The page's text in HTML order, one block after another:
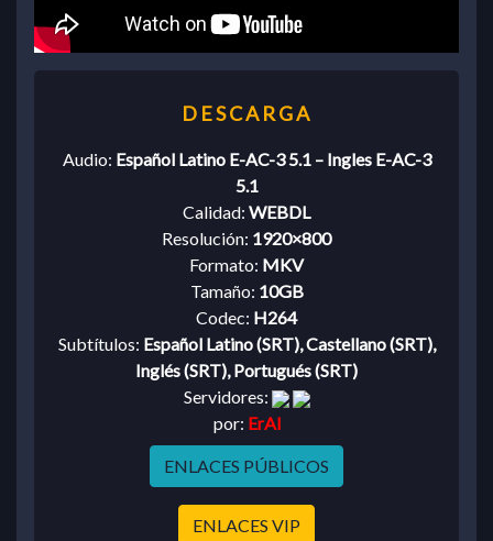
Audio: Español Latino E-AC-3 5.1 – Ingles E-AC-3
5.1
Calidad: WEBDL
Resolución: 1920×800
Formato: MKV
Tamaño: 10GB
Codec: H264
Subtítulos: Español Latino (SRT), Castellano (SRT),
Inglés (SRT), Portugués (SRT)
Servidores:
por: ErAl
ENLACES PÚBLICOS
ENLACES VIP